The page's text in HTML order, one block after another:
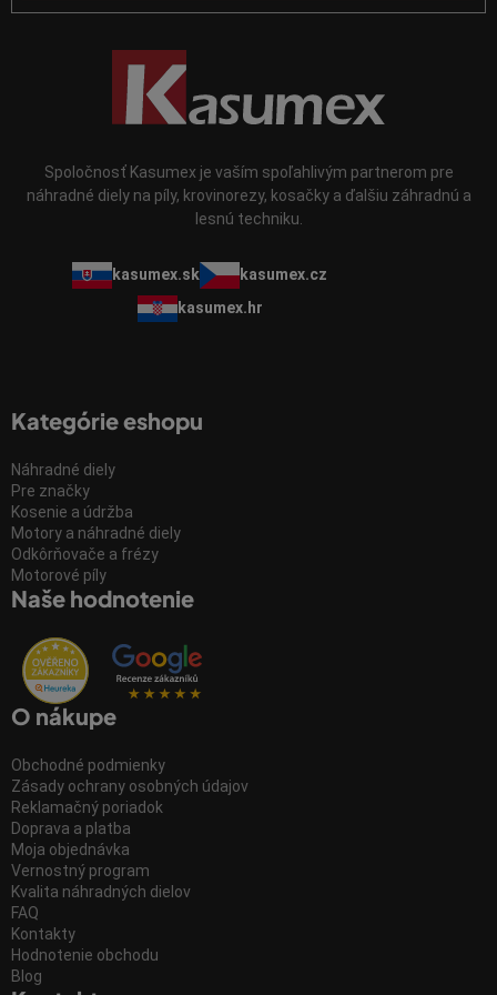
Spoločnosť Kasumex je vaším spoľahlivým partnerom pre
náhradné diely na píly, krovinorezy, kosačky a ďalšiu záhradnú a
lesnú techniku.
kasumex.sk
kasumex.cz
kasumex.hr
Kategórie eshopu
Náhradné diely
Pre značky
Kosenie a údržba
Motory a náhradné diely
Odkôrňovače a frézy
Motorové píly
Naše hodnotenie
O nákupe
Obchodné podmienky
Zásady ochrany osobných údajov
Reklamačný poriadok
Doprava a platba
Moja objednávka
Vernostný program
Kvalita náhradných dielov
FAQ
Kontakty
Hodnotenie obchodu
Blog